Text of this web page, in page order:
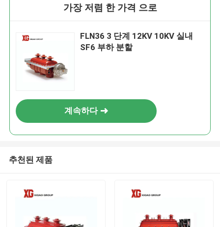
가장 저렴 한 가격 으로
FLN36 3 단계 12KV 10KV 실내
SF6 부하 분할
계속하다
추천된 제품